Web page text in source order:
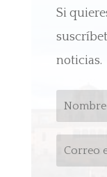
Si
noticias.